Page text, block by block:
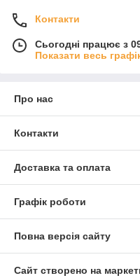
Контакти
Сьогодні працює з
Показати весь
Про нас
Контакти
Доставка та оплата
Графік роботи
Повна версія сайту
Сайт створено на